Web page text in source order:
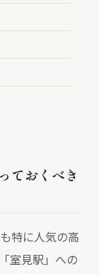
ておくべき
特に人気の高
室見駅」への